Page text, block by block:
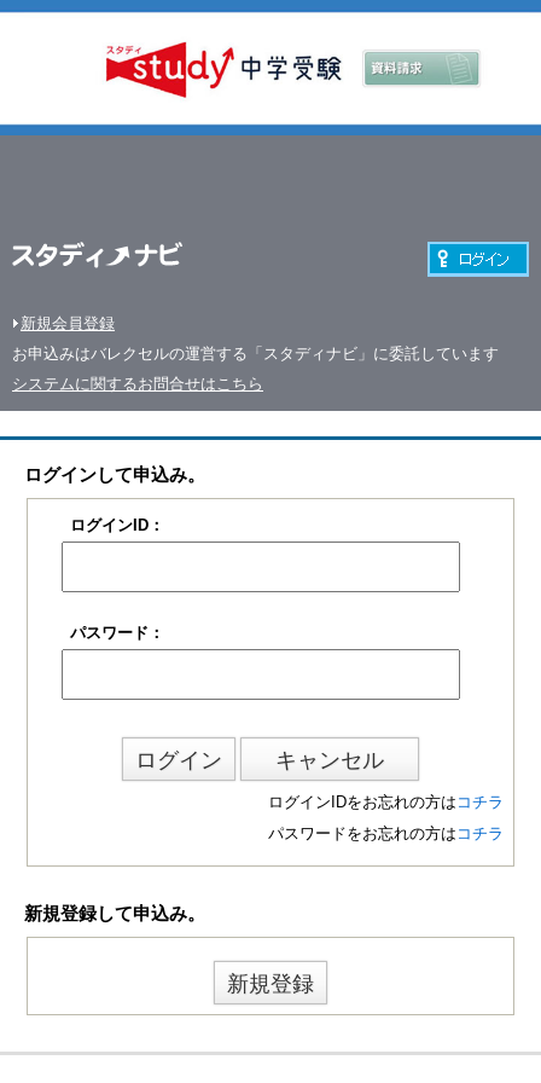
新規会員登録
お申込みはバレクセルの運営する「スタディナビ」に委託しています
システムに関するお問合せはこちら
ログインして申込み。
ログインID：
パスワード：
ログインIDをお忘れの方は コチラ
パスワードをお忘れの方は コチラ
新規登録して申込み。